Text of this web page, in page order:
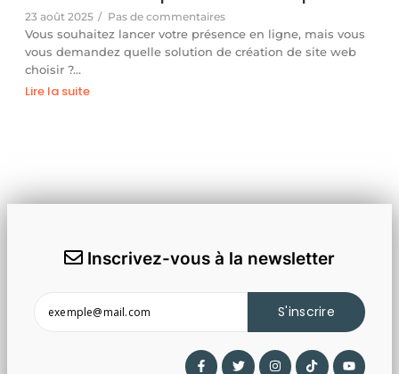
23 août 2025 / Pas de commentaires
Vous souhaitez lancer votre présence en ligne, mais vous
vous demandez quelle solution de création de site web
choisir ?…
Lire la suite
Inscrivez-vous à la newsletter
S'inscrire